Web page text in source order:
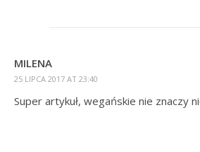
MILENA
25 LIPCA 2017 AT 23:40
Super artykuł, wegańskie nie znaczy